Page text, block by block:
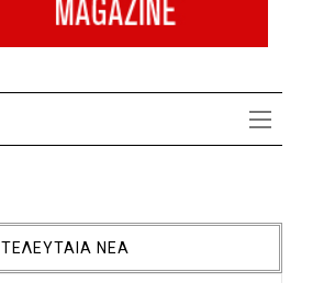
ΤΕΛΕΥΤΑΙΑ ΝΕΑ